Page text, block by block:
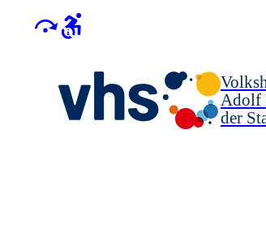
Adolf
der